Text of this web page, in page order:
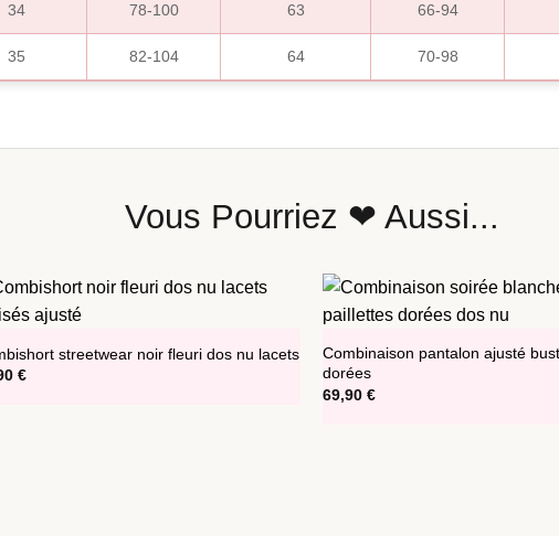
34 78-100 63 66-94
35 82-104 64 70-98
Vous Pourriez ❤ Aussi...
streetwear noir fleuri dos nu lacets
€
Combinaison pantalon ajusté
dorées
69,90 €